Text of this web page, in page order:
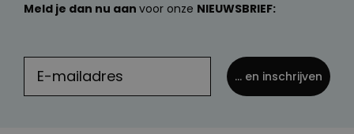
Meld je dan nu aan voor onze NIEUWSBRIEF:
... en inschrijven